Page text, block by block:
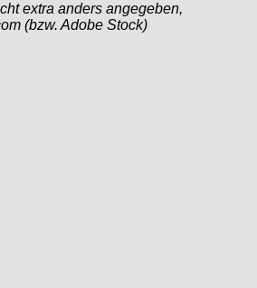
extra anders angegeben,
(bzw. Adobe Stock)